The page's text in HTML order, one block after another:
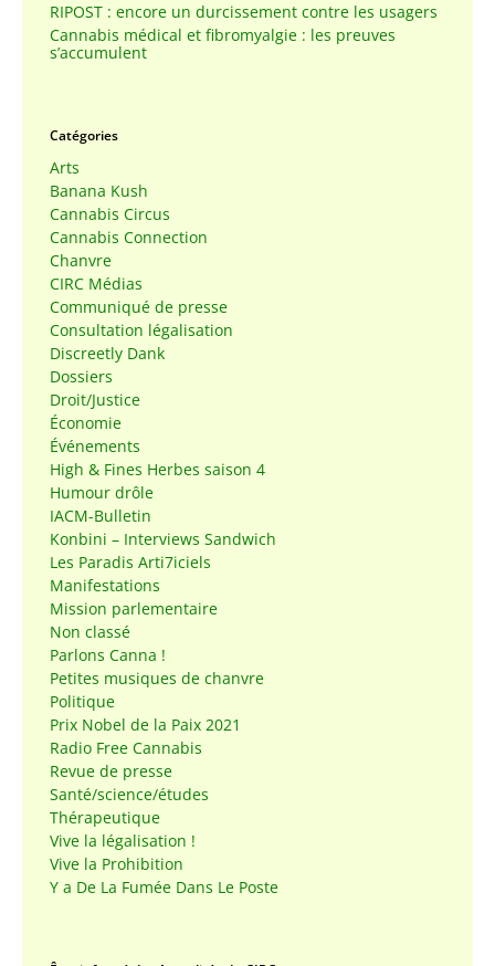
RIPOST : encore un durcissement contre les usagers
Cannabis médical et fibromyalgie : les preuves
s’accumulent
Catégories
Arts
Banana Kush
Cannabis Circus
Cannabis Connection
Chanvre
CIRC Médias
Communiqué de presse
Consultation légalisation
Discreetly Dank
Dossiers
Droit/Justice
Économie
Événements
High & Fines Herbes saison 4
Humour drôle
IACM-Bulletin
Konbini – Interviews Sandwich
Les Paradis Arti7iciels
Manifestations
Mission parlementaire
Non classé
Parlons Canna !
Petites musiques de chanvre
Politique
Prix Nobel de la Paix 2021
Radio Free Cannabis
Revue de presse
Santé/science/études
Thérapeutique
Vive la légalisation !
Vive la Prohibition
Y a De La Fumée Dans Le Poste